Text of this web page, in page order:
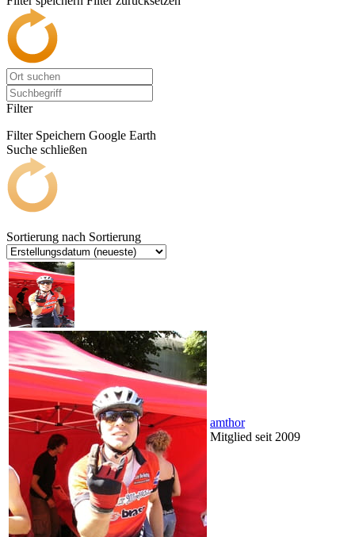
Filter
Filter Speichern Google Earth
Suche schließen
Sortierung nach Sortierung
amthor
Mitglied seit 2009